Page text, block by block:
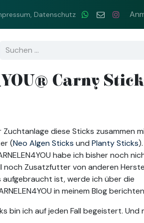
Downloads & Links Hilfe
Datenschutz
Carny
diese Sticks zusammen
(Neo Algen Sticks und Planty Sticks
habe ich bisher noch
noch Zusatzfutter von anderen
aufgebraucht ist, werde ich über die
in meinem Blog
bin ich auf jeden Fall begeistert. Und